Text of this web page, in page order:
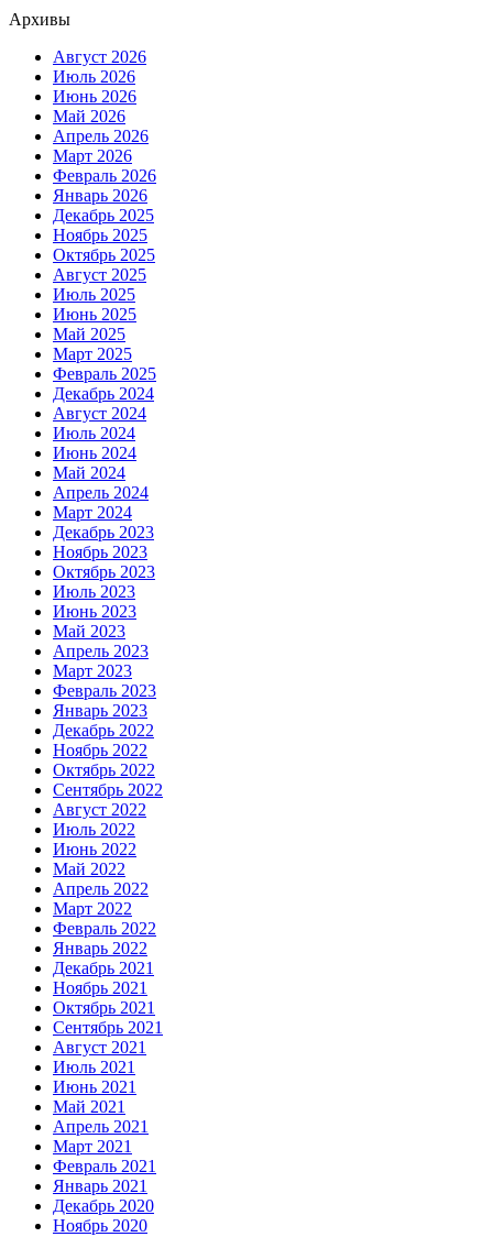
Архивы
Август 2026
Июль 2026
Июнь 2026
Май 2026
Апрель 2026
Март 2026
Февраль 2026
Январь 2026
Декабрь 2025
Ноябрь 2025
Октябрь 2025
Август 2025
Июль 2025
Июнь 2025
Май 2025
Март 2025
Февраль 2025
Декабрь 2024
Август 2024
Июль 2024
Июнь 2024
Май 2024
Апрель 2024
Март 2024
Декабрь 2023
Ноябрь 2023
Октябрь 2023
Июль 2023
Июнь 2023
Май 2023
Апрель 2023
Март 2023
Февраль 2023
Январь 2023
Декабрь 2022
Ноябрь 2022
Октябрь 2022
Сентябрь 2022
Август 2022
Июль 2022
Июнь 2022
Май 2022
Апрель 2022
Март 2022
Февраль 2022
Январь 2022
Декабрь 2021
Ноябрь 2021
Октябрь 2021
Сентябрь 2021
Август 2021
Июль 2021
Июнь 2021
Май 2021
Апрель 2021
Март 2021
Февраль 2021
Январь 2021
Декабрь 2020
Ноябрь 2020